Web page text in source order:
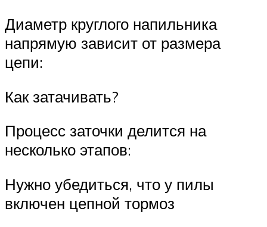
Диаметр круглого напильника
напрямую зависит от размера
цепи:
Как затачивать?
Процесс заточки делится на
несколько этапов:
Нужно убедиться, что у пилы
включен цепной тормоз